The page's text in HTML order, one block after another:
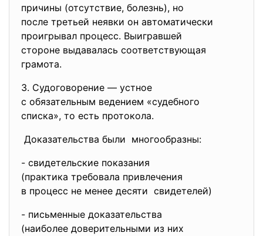
причины (отсутствие, болезнь), но
после третьей неявки он автоматически
проигрывал процесс. Выигравшей
стороне выдавалась соответствующая
грамота.
3. Судоговорение — устное
с обязательным ведением «судебного
списка», то есть протокола.
Доказательства были многообразны:
- свидетельские показания
(практика требовала привлечения
в процесс не менее десяти свидетелей)
- письменные доказательства
(наиболее доверительными из них